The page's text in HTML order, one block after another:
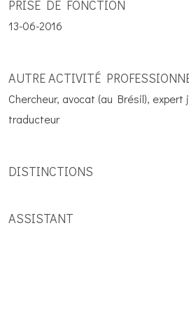
PRISE DE FONCTION
13-06-2016
AUTRE ACTIVITÉ
Chercheur, avocat (au Brésil),
traducteur
DISTINCTIONS
ASSISTANT